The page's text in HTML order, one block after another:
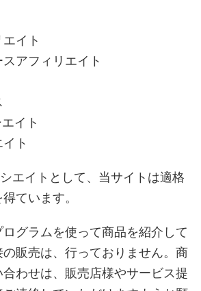
イト
アフィリエイト
イト
ト
エイトとして、当サイトは適格
ています。
グラムを使って商品を紹介して
販売は、行っておりません。商
わせは、販売店様やサービス提